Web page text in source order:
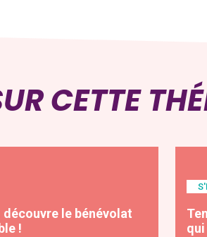
CETTE
découvre le bénévolat
!